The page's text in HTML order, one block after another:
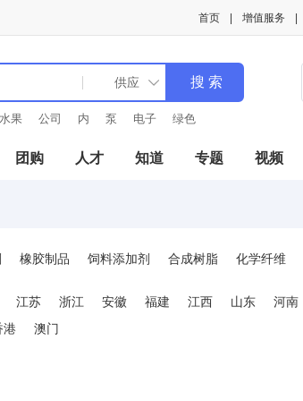
增值服务
首页
水果 公司 内 泵 电子 绿色
团购 人才 知道 专题 视频
橡胶制品 饲料添加剂 合成树脂 化学纤维
塑料机械与模具 食品添加剂 涂料 橡胶原料
江苏 浙江 安徽 福建 江西 山东 河南
港 澳门